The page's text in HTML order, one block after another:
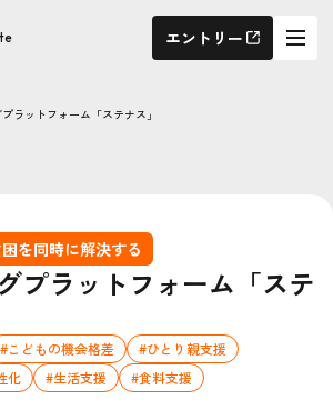
エントリー
ラットフォーム「ステナス」
を同時に解決する
プラットフォーム「ステ
#こどもの機会格差
#ひとり親支援
化 #生活支援 #食料支援